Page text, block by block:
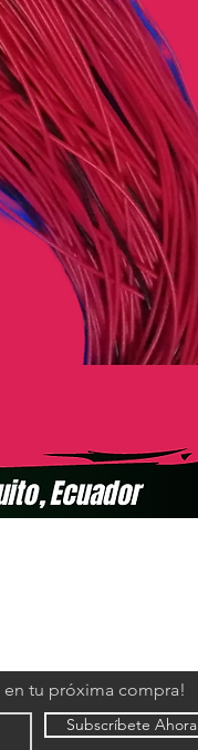
en tu próxima compra!
Subscríbete Ahora